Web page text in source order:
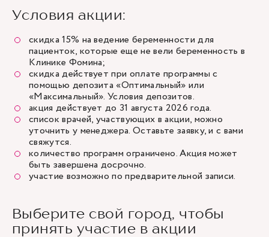
Условия акции:
скидка 15% на ведение беременности для
пациенток, которые еще не вели беременность в
Клинике Фомина;
скидка действует при оплате программы с
помощью депозита «Оптимальный» или
«Максимальный».Условия депозитов.
акция действует до 31 августа 2026 года.
список врачей, участвующих в акции, можно
уточнить у менеджера. Оставьте заявку, и с вами
свяжутся.
количество программ ограничено. Акция может
быть завершена досрочно.
участие возможно по предварительной записи.
Выберите свой город, чтобы
принять участие в акции